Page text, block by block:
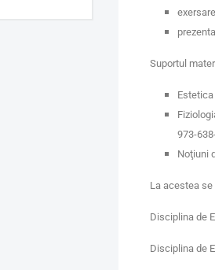
Suportul
973-
Noţiuni
La acestea
Disciplina de
Disciplina de